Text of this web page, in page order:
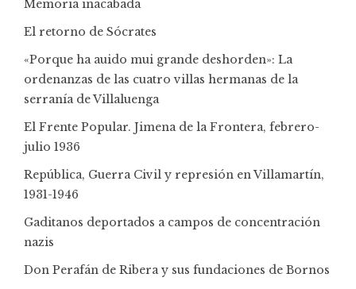
Memoria inacabada
El retorno de Sócrates
«Porque ha auido mui grande deshorden»: La
ordenanzas de las cuatro villas hermanas de la
serranía de Villaluenga
El Frente Popular. Jimena de la Frontera, febrero-
julio 1936
República, Guerra Civil y represión en Villamartín,
1931-1946
Gaditanos deportados a campos de concentración
nazis
Don Perafán de Ribera y sus fundaciones de Bornos